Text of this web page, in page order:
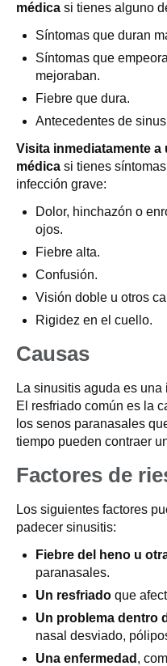
médica si tienes alguno
Síntomas que duran
Síntomas que
mejoraban.
Fiebre que dura.
Antecedentes de
Visita inmediatamente
médica si tienes
infección grave:
Dolor, hinchazón o
ojos.
Fiebre alta.
Confusión.
Visión doble u otros
Rigidez en el cuello.
Causas
La sinusitis aguda es
El resfriado común es la
los senos paranasales
tiempo pueden contraer
Factores de
Los siguientes factores
padecer sinusitis:
Fiebre del heno u
paranasales.
Un resfriado que
Un problema dentro
nasal desviado,
Una enfermedad ,